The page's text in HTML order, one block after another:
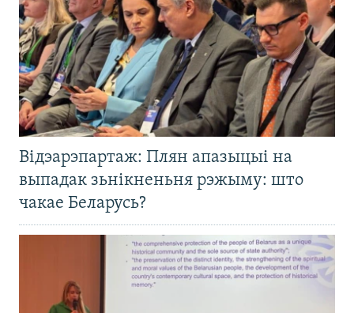
Відэарэпартаж: Плян апазыцыі на
выпадак зьнікненьня рэжыму: што
чакае Беларусь?